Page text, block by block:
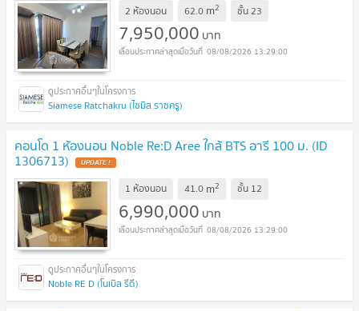
2 ห้องนอน 62.0 m2 ชั้น23
7,950,000 บาท
08/08/2026 13:29:00
Siamese Ratchakru (ไซมิส ราชครู)
คอนโด 1 ห้องนอน Noble Re:D Aree ใกล้ BTS อารี 100 ม. (ID
1306713) UPDATE !
1 ห้องนอน 41.0 m2 ชั้น 12
6,990,000 บาท
08/08/2026 13:29:00
Noble RE D (โนเบิล รีดี)